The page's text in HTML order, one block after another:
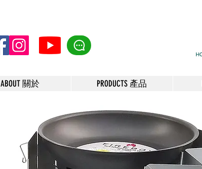
ABOUT 關於 PRODUCTS 產品